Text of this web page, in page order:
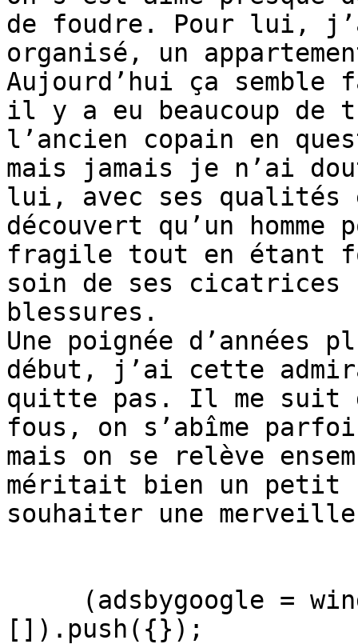
de foudre. Pour lui,
organisé, un
Aujourd’hui ça
il y a eu beaucoup de
l’ancien copain en
mais jamais je n’ai
lui, avec ses qualités
découvert qu’un
fragile tout en étant
soin de ses cicatrices
blessures.
Une poignée d’années
début, j’ai cette
quitte pas. Il me suit
fous, on s’abîme
mais on se relève
méritait bien un petit
souhaiter une
[]).push({});